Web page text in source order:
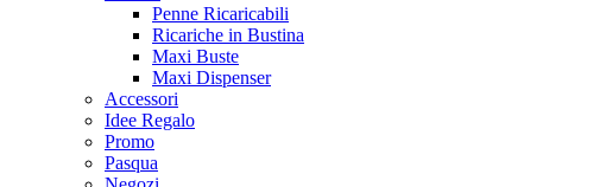
Penne Ricaricabili
Ricariche in Bustina
Maxi Buste
Maxi Dispenser
Accessori
Idee Regalo
Promo
Pasqua